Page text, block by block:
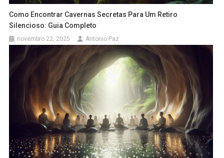
Como Encontrar Cavernas Secretas Para Um Retiro
Silencioso: Guia Completo
novembro 22, 2025 Antonio Paz